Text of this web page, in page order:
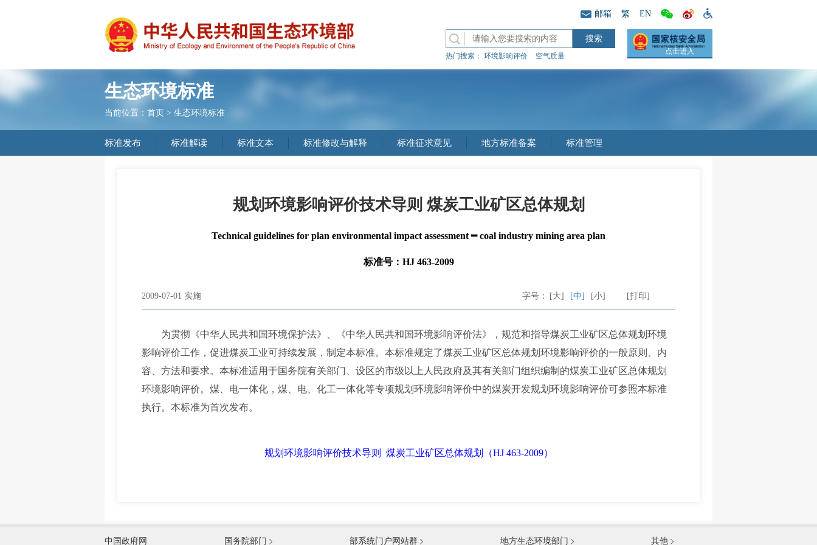
邮箱 繁 EN
热门搜索： 环境影响评价 空气质量
点击进入
生态环境标准
当前位置： 首页 > 生态环境标准
标准发布 标准解读 标准文本 标准修改与解释 标准征求意见 地方标准备案 标准管理
规划环境影响评价技术导则 煤炭工业矿区总体规划
Technical guidelines for plan environmental impact assessment ━ coal industry mining area plan
标准号：HJ 463-2009
2009-07-01 实施 [打印]
字号： [大] [中] [小]
为贯彻《中华人民共和国环境保护法》、《中华人民共和国环境影响评价法》，规范和指导煤炭工业矿区总体规划环境
影响评价工作，促进煤炭工业可持续发展，制定本标准。本标准规定了煤炭工业矿区总体规划环境影响评价的一般原则、内
容、方法和要求。本标准适用于国务院有关部门、设区的市级以上人民政府及其有关部门组织编制的煤炭工业矿区总体规划
环境影响评价。煤、电一体化，煤、电、化工一体化等专项规划环境影响评价中的煤炭开发规划环境影响评价可参照本标准
执行。本标准为首次发布。
规划环境影响评价技术导则 煤炭工业矿区总体规划（HJ 463-2009）
外交部 国防部 国家发展和改革委员会
中国政府网 国务院部门 部系统门户网站群 地方生态环境部门 其他